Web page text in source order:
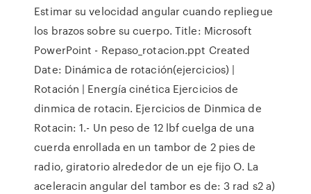
Estimar su velocidad angular cuando repliegue
los brazos sobre su cuerpo. Title: Microsoft
PowerPoint - Repaso_rotacion.ppt Created
Date: Dinámica de rotación(ejercicios) |
Rotación | Energía cinética Ejercicios de
dinmica de rotacin. Ejercicios de Dinmica de
Rotacin: 1.- Un peso de 12 lbf cuelga de una
cuerda enrollada en un tambor de 2 pies de
radio, giratorio alrededor de un eje fijo O. La
aceleracin angular del tambor es de: 3 rad s2 a)